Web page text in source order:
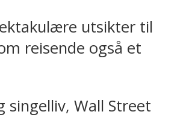
utsikter til
reisende også et
singelliv, Wall Street